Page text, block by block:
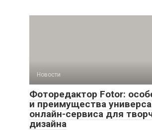
Новости
Фоторедактор Fotor:
и преимущества
онлайн-сервиса для
дизайна